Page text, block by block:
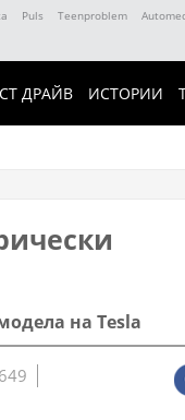
Puls Teenproblem
ДРАЙВ ИСТОРИИ
на Tesla